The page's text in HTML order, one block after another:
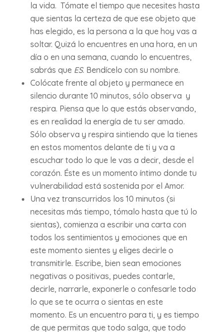
la vida. Tómate el tiempo que necesites hasta
que sientas la certeza de que ese objeto que
has elegido, es la persona a la que hoy vas a
soltar. Quizá lo encuentres en una hora, en un
día o en una semana, cuando lo encuentres,
sabrás que ES. Bendícelo con su nombre.
Colócate frente al objeto y permanece en
silencio durante 10 minutos, sólo observa y
respira. Piensa que lo que estás observando,
es en realidad la energía de tu ser amado.
Sólo observa y respira sintiendo que la tienes
en estos momentos delante de ti y va a
escuchar todo lo que le vas a decir, desde el
corazón. Éste es un momento íntimo donde tu
vulnerabilidad está sostenida por el Amor.
Una vez transcurridos los 10 minutos (si
necesitas más tiempo, tómalo hasta que tú lo
sientas), comienza a escribir una carta con
todos los sentimientos y emociones que en
este momento sientes y eliges decirle o
transmitirle. Escribe, bien sean emociones
negativas o positivas, puedes contarle,
decirle, narrarle, exponerle o confesarle todo
lo que se te ocurra o sientas en este
momento. Es un encuentro para ti, y es tiempo
de que permitas que todo salga, que todo